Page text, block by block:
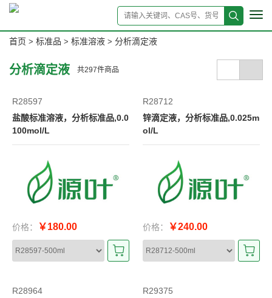
首页 > 标准品 > 标准溶液 > 分析滴定液
分析滴定液 共297件商品
R28597
盐酸标准溶液，分析标准品,0.0
100mol/L
价格： ￥180.00
R28712
锌滴定液，分析标准品,0.025m
ol/L
价格： ￥240.00
R28964
R29375